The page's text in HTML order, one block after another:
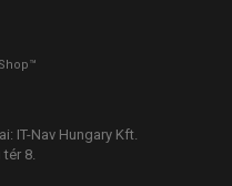
IT-Nav Hungary Kft.
8.